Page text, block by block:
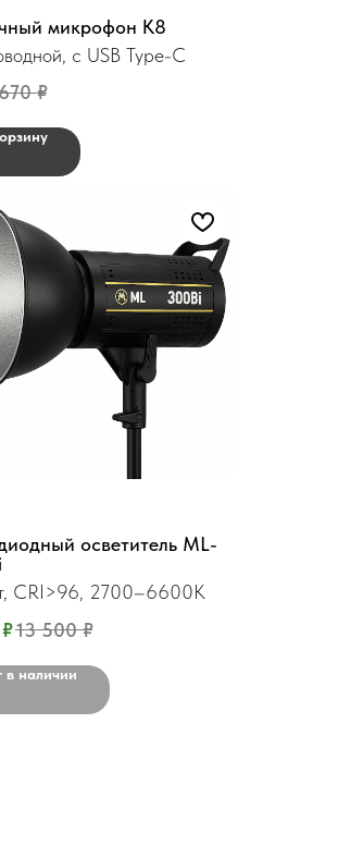
микрофон К8
c USB Type-C
₽
осветитель ML-
CRI>96, 2700–6600K
₽13 500 ₽
в наличии